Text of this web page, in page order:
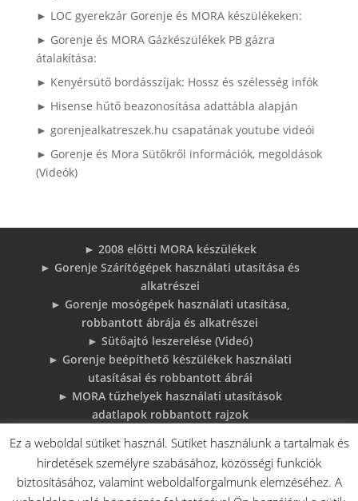
► LOC gyerekzár Gorenje és MORA készülékeken:
► Gorenje és MORA Gázkészülékek PB gázra
átalakítása:
► Kenyérsütő bordásszíjak: Hossz és szélesség infók
► Hisense hűtő beazonosítása adattábla alapján
► gorenjealkatreszek.hu csapatának youtube videói
► Gorenje és Mora Sütőkről információk, megoldások
(Videók)
► 2008 előtti MORA készülékek
► Gorenje Szárítógépek használati utasítása és
alkatrészei
► Gorenje mosógépek használati utasítása,
robbantott ábrája és alkatrészei
► Sütőajtó leszerelése (Videó)
► Gorenje beépíthető készülékek használati
utasításai és robbantott ábrái
► MORA tűzhelyek használati utasítások
adatlapok robbantott rajzok
megoldások
► 6 gyakori sütő hiba, és megoldások
♦Gorenje Háztartásigépek adattábláiról:
Ez a weboldal sütiket használ. Sütiket használunk a tartalmak és
hirdetések személyre szabásához, közösségi funkciók
biztosításához, valamint weboldalforgalmunk elemzéséhez. A